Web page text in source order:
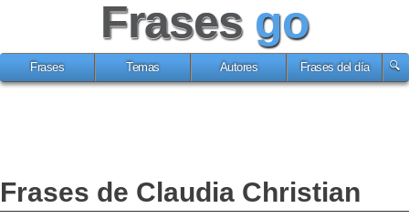
Frases go
Frases Temas Autores Frases del día
Frases de Claudia Christian